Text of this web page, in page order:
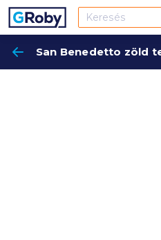
San Benedetto zöld